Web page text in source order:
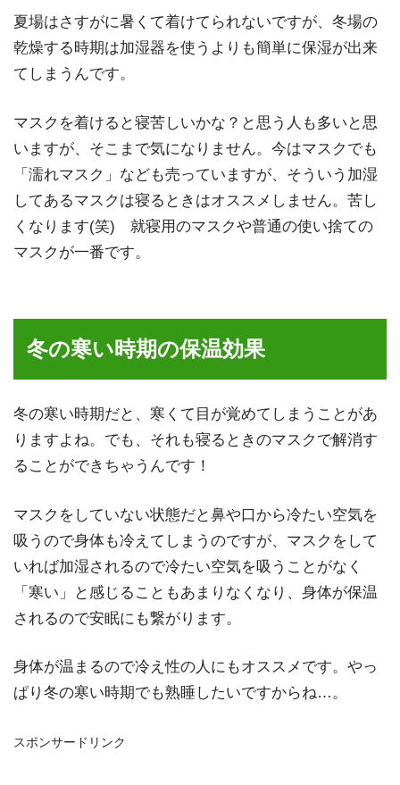
夏場はさすがに暑くて着けてられないですが、冬場の
乾燥する時期は加湿器を使うよりも簡単に保湿が出来
てしまうんです。
マスクを着けると寝苦しいかな？と思う人も多いと思
いますが、そこまで気になりません。今はマスクでも
「濡れマスク」なども売っていますが、そういう加湿
してあるマスクは寝るときはオススメしません。苦し
くなります(笑) 就寝用のマスクや普通の使い捨ての
マスクが一番です。
冬の寒い時期の保温効果
冬の寒い時期だと、寒くて目が覚めてしまうことがあ
りますよね。でも、それも寝るときのマスクで解消す
ることができちゃうんです！
マスクをしていない状態だと鼻や口から冷たい空気を
吸うので身体も冷えてしまうのですが、マスクをして
いれば加湿されるので冷たい空気を吸うことがなく
「寒い」と感じることもあまりなくなり、身体が保温
されるので安眠にも繋がります。
身体が温まるので冷え性の人にもオススメです。やっ
ぱり冬の寒い時期でも熟睡したいですからね…。
スポンサードリンク